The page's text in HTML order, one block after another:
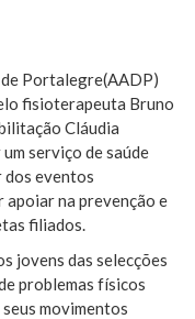
Portalegre(AADP)
fisioterapeuta Bruno
Cláudia
serviço de saúde
dos eventos
apoiar na prevenção e
filiados.
jovens das selecções
problemas físicos
movimentos